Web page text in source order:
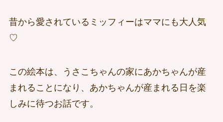
昔から愛されているミッフィーはママにも大人気
♡
この絵本は、うさこちゃんの家にあかちゃんが産
まれることになり、あかちゃんが産まれる日を楽
しみに待つお話です。